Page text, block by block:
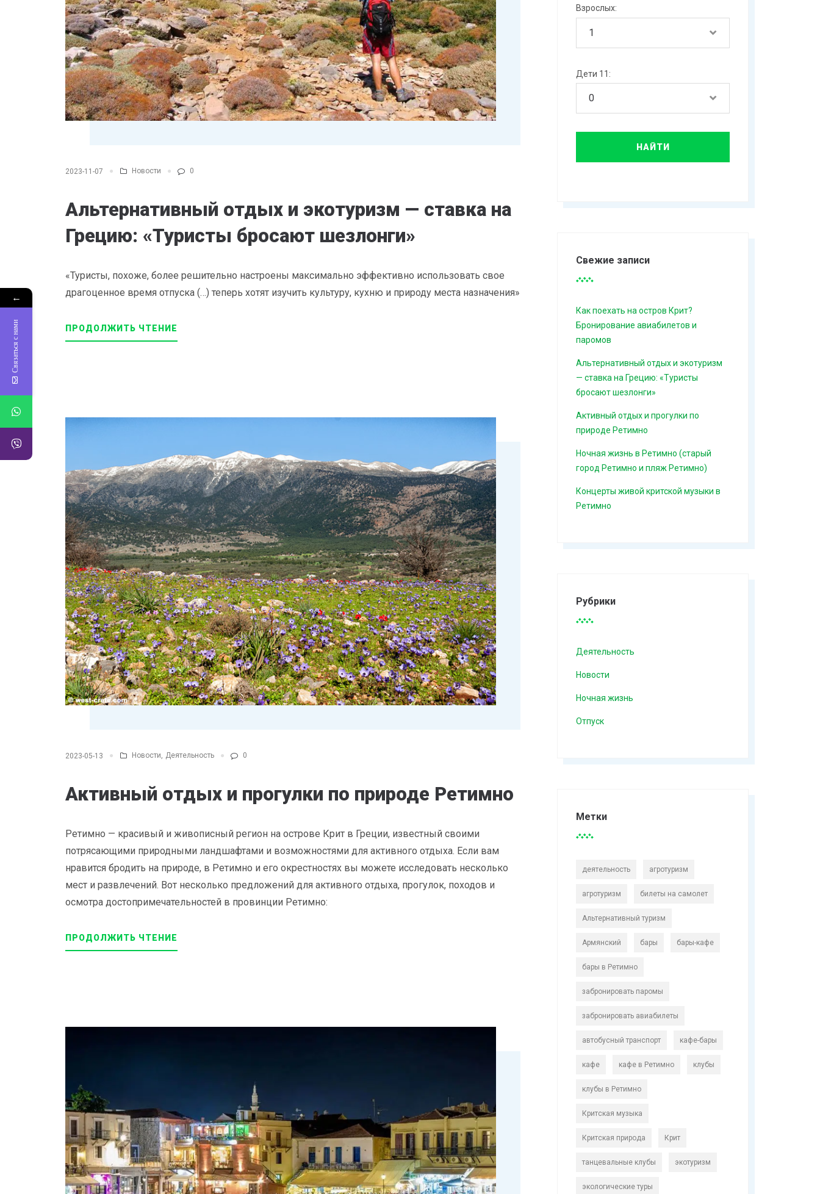
2023-11-07 Новости 0
Альтернативный отдых и экотуризм — ставка на
Грецию: «Туристы бросают шезлонги»
«Туристы, похоже, более решительно настроены максимально эффективно использовать свое
драгоценное время отпуска (…) теперь хотят изучить культуру, кухню и природу места назначения»
ПРОДОЛЖИТЬ ЧТЕНИЕ
2023-05-13 Новости, Деятельность 0
Активный отдых и прогулки по природе Ретимно
Ретимно — красивый и живописный регион на острове Крит в Греции, известный своими
потрясающими природными ландшафтами и возможностями для активного отдыха. Если вам
нравится бродить на природе, в Ретимно и его окрестностях вы можете исследовать несколько
мест и развлечений. Вот несколько предложений для активного отдыха, прогулок, походов и
осмотра достопримечательностей в провинции Ретимно:
ПРОДОЛЖИТЬ ЧТЕНИЕ
Взрослых:
Дети 11:
Свежие записи
Как поехать на остров Крит?
Бронирование авиабилетов и
паромов
Альтернативный отдых и экотуризм
— ставка на Грецию: «Туристы
бросают шезлонги»
Активный отдых и прогулки по
природе Ретимно
Ночная жизнь в Ретимно (старый
город Ретимно и пляж Ретимно)
Концерты живой критской музыки в
Ретимно
Рубрики
Деятельность
Новости
Ночная жизнь
Отпуск
Метки
деятельность агротуризм
агротуризм билеты на самолет
Альтернативный туризм
Армянский бары бары-кафе
бары в Ретимно
забронировать паромы
забронировать авиабилеты
автобусный транспорт кафе-бары
кафе кафе в Ретимно клубы
клубы в Ретимно
Критская музыка
Критская природа Крит
танцевальные клубы экотуризм
экологические туры
←
Связаться с нами